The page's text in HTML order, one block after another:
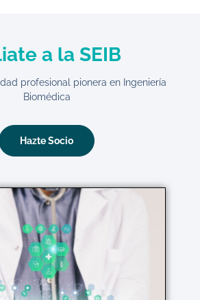
a la SEIB
profesional pionera en Ingeniería
Biomédica
Hazte Socio